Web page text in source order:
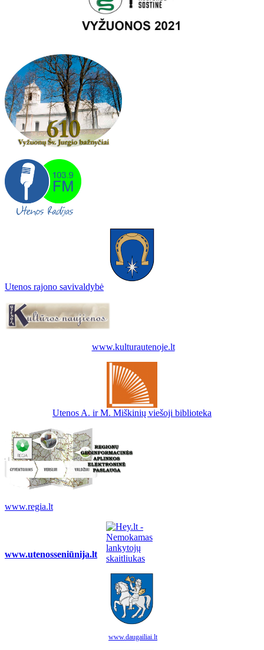
Utenos rajono savivaldybė
www.kulturautenoje.lt
Utenos A. ir M. Miškinių viešoji biblioteka
www.regia.lt
www.utenosseniūnija.lt
www.daugailiai.lt